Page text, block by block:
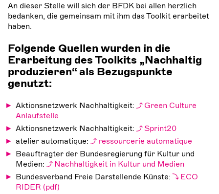
An dieser Stelle will sich der BFDK bei allen herzlich
bedanken, die gemeinsam mit ihm das Toolkit erarbeitet
haben.
Folgende Quellen wurden in die
Erarbeitung des Toolkits „Nachhaltig
produzieren“ als Bezugspunkte
genutzt:
Aktionsnetzwerk Nachhaltigkeit:
Green Culture
Anlaufstelle
Aktionsnetzwerk Nachhaltigkeit:
Sprint20
atelier automatique:
ressourcerie automatique
Beauftragter der Bundesregierung für Kultur und
Medien:
Nachhaltigkeit in Kultur und Medien
Bundesverband Freie Darstellende Künste:
ECO
RIDER